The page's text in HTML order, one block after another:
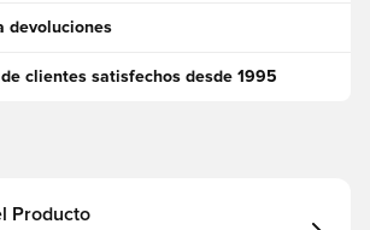
devoluciones
clientes satisfechos desde 1995
Producto